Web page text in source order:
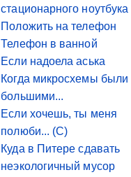
стационарного ноутбука
Положить на телефон
Телефон в ванной
Если надоела аська
Когда микросхемы были
большими...
Если хочешь, ты меня
полюби... (С)
Куда в Питере сдавать
неэкологичный мусор